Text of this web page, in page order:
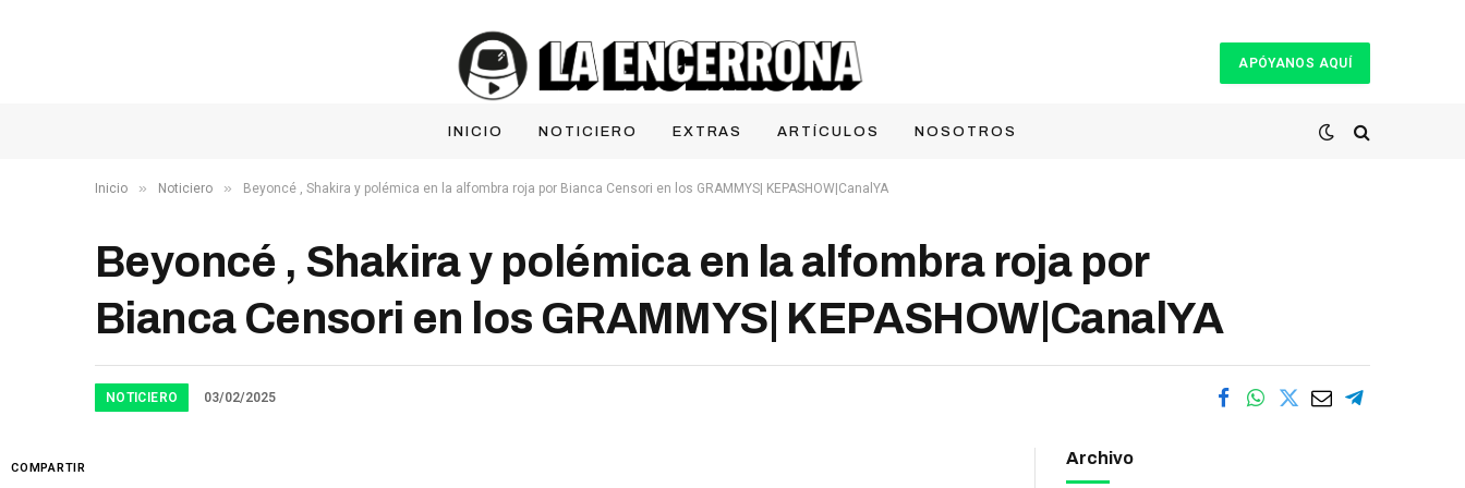
APÓYANOS AQUÍ
INICIO NOTICIERO EXTRAS ARTÍCULOS NOSOTROS
Inicio » Noticiero » Beyoncé , Shakira y polémica en la alfombra roja por Bianca Censori en los GRAMMYS| KEPASHOW|CanalYA
Beyoncé , Shakira y polémica en la alfombra roja por
Bianca Censori en los GRAMMYS| KEPASHOW|CanalYA
NOTICIERO 03/02/2025
COMPARTIR
Archivo